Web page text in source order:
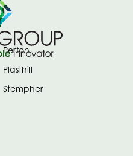
Perfon
Plasthill
Stempher